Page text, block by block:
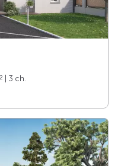
2
| 3 ch.